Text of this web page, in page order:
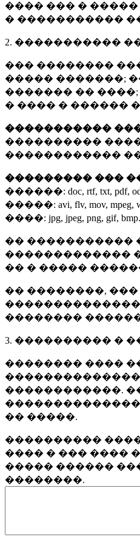
���� ��� � �����
� �����������
2. �����������
��� ��������
����� �������;
������� ��
� ���� � ������
�����������
����������
������������
��������� ���
������: doc, rtf, txt, pdf,
�����: avi, flv, mov, mpeg,
����: jpg, jpeg, png, gif, bmp.
�� �����������
�������������
�� � �����
�� ��������,
��������
3. ���������� �
�������� ����
������������.
�� �����.
����������
���� � ��� ����
����� ������
��������.